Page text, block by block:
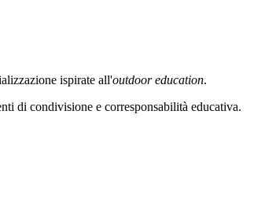
ispirate all'outdoor education.
di condivisione e corresponsabilità educativa.